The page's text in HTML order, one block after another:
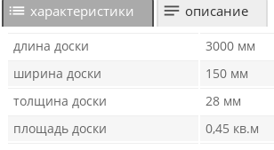
характеристики описание
длина доски
3000 мм
ширина доски
150 мм
толщина доски
28 мм
площадь доски
0,45 кв.м